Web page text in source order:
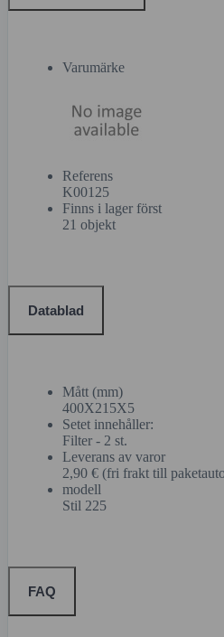
Varumärke
Referens
K00125
Finns i lager först
21 objekt
Datablad
Mått (mm)
400X215X5
Setet innehåller:
Filter - 2 st.
Leverans av varor
2,90 € (fri frakt till
modell
Stil 225
FAQ